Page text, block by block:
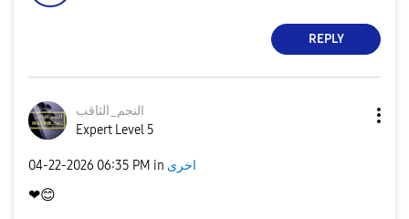
REPLY
النجم_الثاقب
Expert Level 5
‎04-22-2026 06:35 PM in اخرى
❤😊